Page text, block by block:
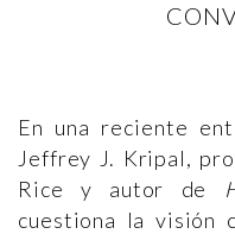
En una reciente
Jeffrey J. Kripal,
Rice y autor de
cuestiona la visión